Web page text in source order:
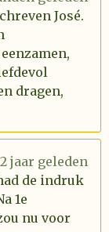
José.
dragen,
2 jaar geleden
de indruk
1e
nu voor